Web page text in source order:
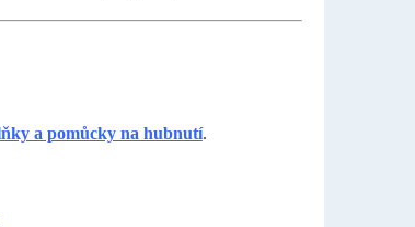
a pomůcky na hubnutí.